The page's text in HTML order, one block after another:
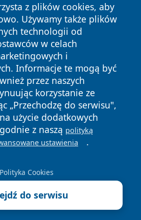
z plików cookies, aby
Używamy także plików
technologii od
w celach
i
Informacje te mogą być
przez naszych
korzystanie ze
„Przechodzę do serwisu",
użycie dodatkowych
z naszą polityką
ustawienia .
Polityka Cookies
do serwisu
Wszystkie prawa
Polityka